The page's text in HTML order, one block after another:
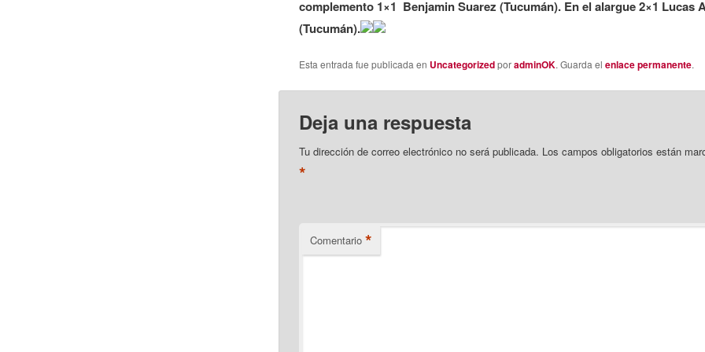
complemento 1×1 Benjamin Suarez (Tucumán). En el alargue 2×1 Lucas
(Tucumán).
Esta entrada fue publicada en UncategorizedporadminOK. Guarda el enlace permanente.
Deja una respuesta
Tu dirección de correo electrónico no será publicada. Los campos obligatorios están
*
Comentario *